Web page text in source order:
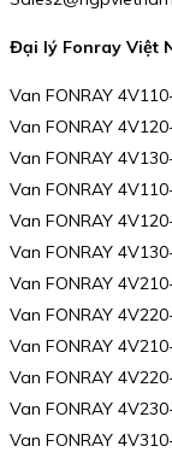
Đại lý Fonray Việt
Van FONRAY
Van FONRAY
Van FONRAY
Van FONRAY
Van FONRAY
Van FONRAY
Van FONRAY
Van FONRAY
Van FONRAY
Van FONRAY
Van FONRAY
Van FONRAY